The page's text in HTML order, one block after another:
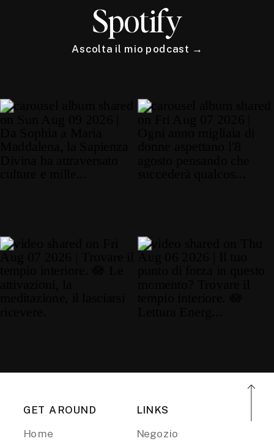
Spotify
Ascolta il mio podcast →
GET AROUND
Home
LINKS
Negozio